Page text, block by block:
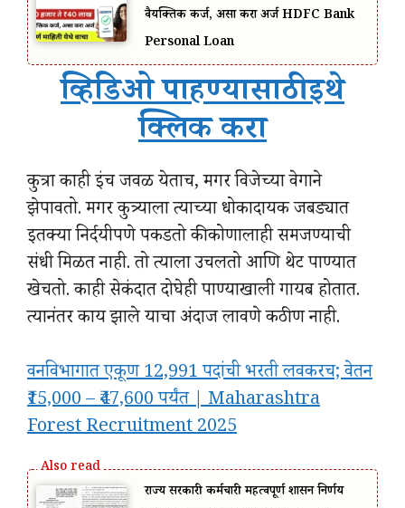
वैयक्तिक कर्ज, असा करा अर्ज HDFC Bank
Personal Loan
व्हिडिओ पाहण्यासाठी इथे
क्लिक करा
कुत्रा काही इंच जवळ येताच, मगर विजेच्या वेगाने
झेपावतो. मगर कुत्र्याला त्याच्या धोकादायक जबड्यात
इतक्या निर्दयीपणे पकडतो की कोणालाही समजण्याची
संधी मिळत नाही. तो त्याला उचलतो आणि थेट पाण्यात
खेचतो. काही सेकंदात दोघेही पाण्याखाली गायब होतात.
त्यानंतर काय झाले याचा अंदाज लावणे कठीण नाही.
वनविभागात एकूण 12,991 पदांची भरती लवकरच; वेतन
₹15,000 – ₹47,600 पर्यंत | Maharashtra
Forest Recruitment 2025
राज्य सरकारी कर्मचारी महत्वपूर्ण शासन निर्णय